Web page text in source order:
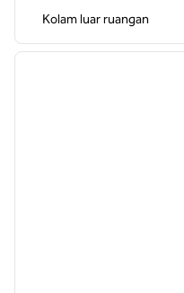
Kolam luar ruangan
1 dari 12